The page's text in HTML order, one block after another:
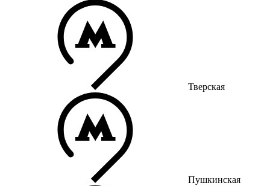
Тверская
Пушкинская